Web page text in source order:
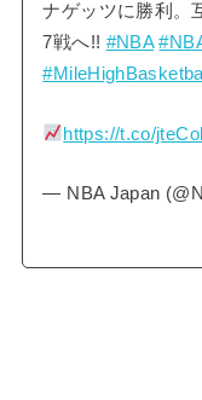
ナゲッツに勝利。
7戦へ!! #NBA
#MileHighBasketball
https://t.co/
— NBA Japan